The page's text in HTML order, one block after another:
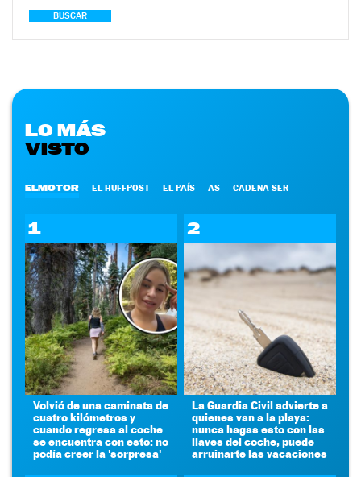
BUSCAR
LO MÁS
VISTO
ELMOTOR EL HUFFPOST EL PAÍS AS CADENA SER
1
Volvió de una caminata de
cuatro kilómetros y
cuando regresa al coche
se encuentra con esto: no
podía creer la 'sorpresa'
2
La Guardia Civil advierte a
quienes van a la playa:
nunca hagas esto con las
llaves del coche, puede
arruinarte las vacaciones